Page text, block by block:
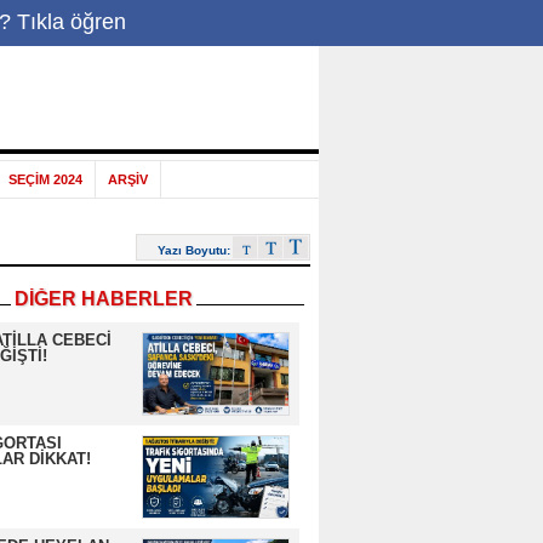
Tıkla öğren
|
SEÇİM 2024 ARŞİV
Yazı Boyutu:
DİĞER HABERLER
CEBECİ
DİKKAT!